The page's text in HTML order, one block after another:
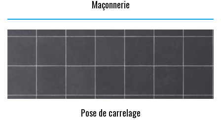
Maçonnerie
Pose de carrelage